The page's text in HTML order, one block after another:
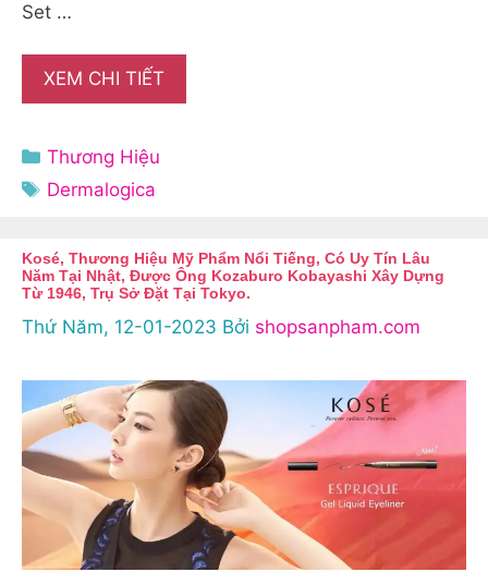
Set …
XEM CHI TIẾT
Danh
mục
Thương Hiệu
Thẻ
Dermalogica
Kosé, Thương Hiệu Mỹ Phẩm Nổi Tiếng, Có Uy Tín Lâu
Năm Tại Nhật, Được Ông Kozaburo Kobayashi Xây Dựng
Từ 1946, Trụ Sở Đặt Tại Tokyo.
Thứ Năm, 12-01-2023 Bởi shopsanpham.com